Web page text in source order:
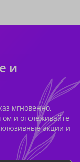
и
мгновенно,
и отслеживайте
акции и